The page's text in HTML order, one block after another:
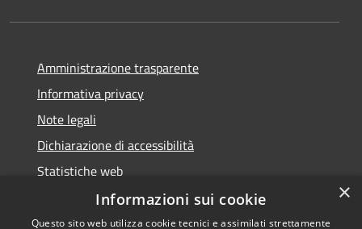
Amministrazione trasparente
Informativa privacy
Note legali
Dichiarazione di accessibilità
Statistiche web
×
Informazioni sui cookie
Questo sito web utilizza cookie tecnici e assimilati strettamente